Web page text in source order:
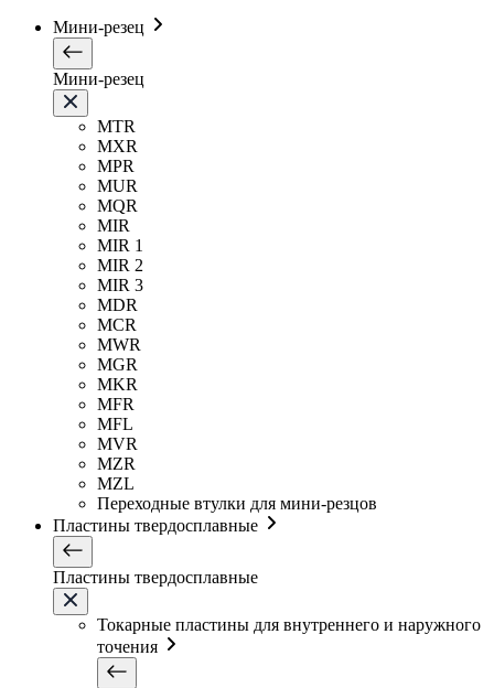
Мини-резец
Мини-резец
MTR
MXR
MPR
MUR
MQR
MIR
MIR 1
MIR 2
MIR 3
MDR
MCR
MWR
MGR
MKR
MFR
MFL
MVR
MZR
MZL
Переходные втулки для мини-резцов
Пластины твердосплавные
Пластины твердосплавные
Токарные пластины для внутреннего и наружного
точения